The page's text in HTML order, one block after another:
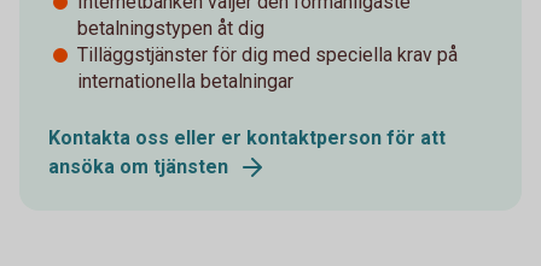
betalningstypen åt dig
Tilläggstjänster för dig med speciella krav på
internationella betalningar
Kontakta oss eller er kontaktperson för att
ansöka om tjänsten